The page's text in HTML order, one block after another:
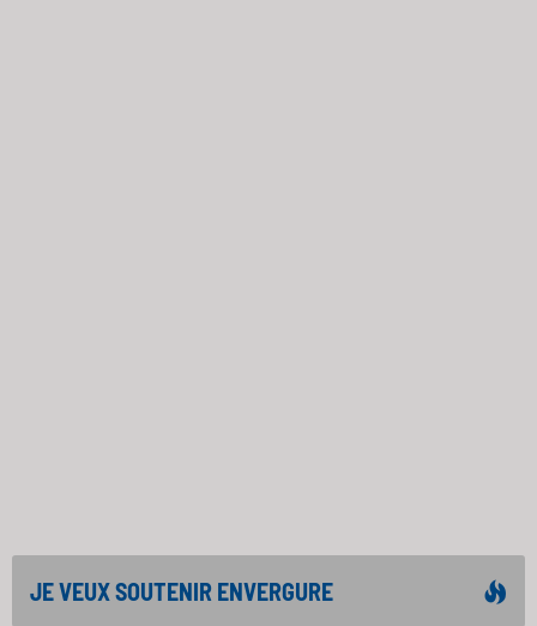
JE VEUX SOUTENIR ENVERGURE